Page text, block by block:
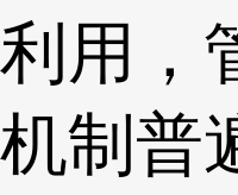
利用，
机制普